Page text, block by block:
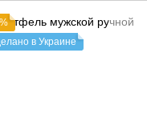
в Украине